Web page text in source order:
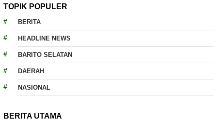
TOPIK POPULER
BERITA
HEADLINE NEWS
BARITO SELATAN
DAERAH
NASIONAL
BERITA UTAMA